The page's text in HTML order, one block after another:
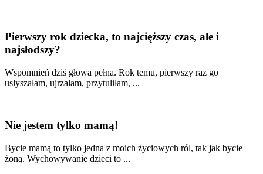
Pierwszy rok dziecka, to najcięższy czas, ale i
najsłodszy?
Wspomnień dziś głowa pełna. Rok temu, pierwszy raz go
usłyszałam, ujrzałam, przytuliłam, ...
Nie jestem tylko mamą!
Bycie mamą to tylko jedna z moich życiowych ról, tak jak bycie
żoną. Wychowywanie dzieci to ...